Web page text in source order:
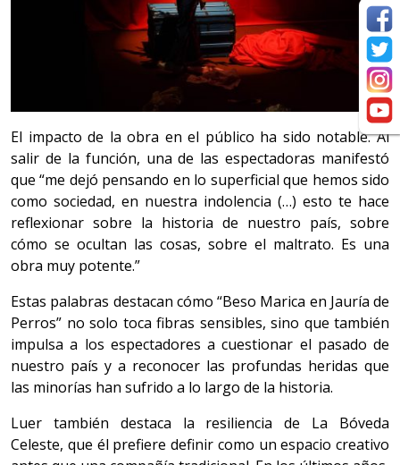
El impacto de la obra en el público ha sido notable. Al
salir de la función, una de las espectadoras manifestó
que “me dejó pensando en lo superficial que hemos sido
como sociedad, en nuestra indolencia (…) esto te hace
reflexionar sobre la historia de nuestro país, sobre
cómo se ocultan las cosas, sobre el maltrato. Es una
obra muy potente.”
Estas palabras destacan cómo “Beso Marica en Jauría de
Perros” no solo toca fibras sensibles, sino que también
impulsa a los espectadores a cuestionar el pasado de
nuestro país y a reconocer las profundas heridas que
las minorías han sufrido a lo largo de la historia.
Luer también destaca la resiliencia de La Bóveda
Celeste, que él prefiere definir como un espacio creativo